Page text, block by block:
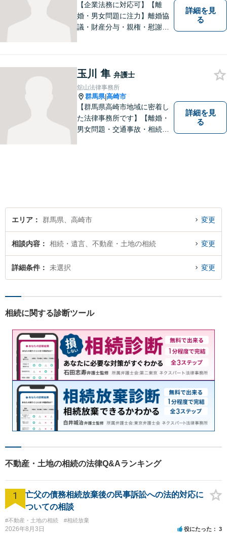
【企業法務に対応可】【離
婚・男女問題に注力】離婚協
議・財産分与・親権・慰謝料
いく解決を目指します。まず
はお気軽にご相談を！【駐車
場完備】
詳細を見
る
玉川 隼 弁護士
舘山法律事務所
群馬県|高崎市
【群馬県高崎市地域に密着し
た法律事務所です】【離婚・
男女問題・交通事故・相続問
詳細を見
る
エリア 群馬県、高崎市 変更
相談内容 相続・遺言、不動産・土地の相続 変更
詳細条件 未選択 変更
相続に関する診断ツール
不動産・土地の相続の法律Q&Aランキング
1
亡父の債務相続放棄後の民事訴訟への法的対応に
ついての相談
#不動産・土地の相続 #相続放棄
2026年8月3日 役にたった 3